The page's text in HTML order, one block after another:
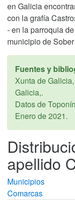
en Galicia
con la grafía
- en la parroquia
municipio de
Fuentes y
Xunta de Galicia,
Galicia,.
Datos de
Enero de 2021.
apellido
Municipios
Comarcas